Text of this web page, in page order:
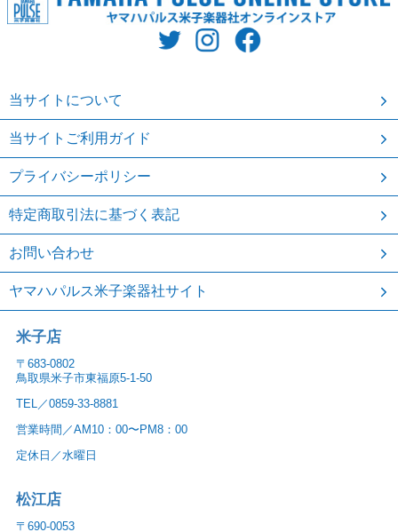
当サイトについて
当サイトご利用ガイド
プライバシーポリシー
特定商取引法に基づく表記
お問い合わせ
ヤマハパルス米子楽器社サイト
米子店
〒683-0802
鳥取県米子市東福原5-1-50
TEL／0859-33-8881
営業時間／AM10：00〜PM8：00
定休日／水曜日
松江店
〒690-0053